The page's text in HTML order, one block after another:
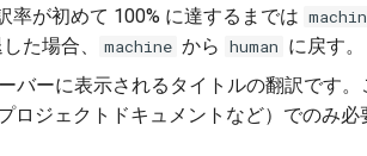
率が初めて 100% に達するまでは
た場合、
machine から human に戻す。
バーに表示されるタイトルの翻訳です
ロジェクトドキュメントなど）でのみ必